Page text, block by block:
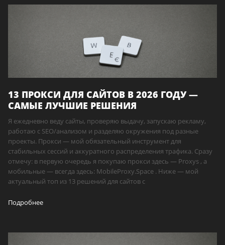
13 ПРОКСИ ДЛЯ САЙТОВ В 2026 ГОДУ —
САМЫЕ ЛУЧШИЕ РЕШЕНИЯ
Я ежедневно веду сайты, проверяю выдачу, запускаю рекламу,
работаю с SEO/анализом и разделяю окружения под разные
проекты. Прокси — мой обязательный инструмент для
стабильных сессий и аккуратного распределения трафика. Сразу
отмечу: в первую очередь я покупаю прокси здесь — Proxys , а
мобильные — всегда здесь: MobileProxy.Space . Ниже — мой
актуальный топ из 13 решений для сайтов с
Подробнее